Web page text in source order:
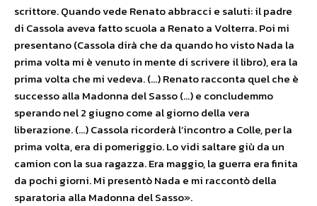
scrittore. Quando vede Renato abbracci e saluti: il padre
di Cassola aveva fatto scuola a Renato a Volterra. Poi mi
presentano (Cassola dirà che da quando ho visto Nada la
prima volta mi è venuto in mente di scrivere il libro), era la
prima volta che mi vedeva. (…) Renato racconta quel che è
successo alla Madonna del Sasso (…) e concludemmo
sperando nel 2 giugno come al giorno della vera
liberazione. (…) Cassola ricorderà l’incontro a Colle, per la
prima volta, era di pomeriggio. Lo vidi saltare giù da un
camion con la sua ragazza. Era maggio, la guerra era finita
da pochi giorni. Mi presentò Nada e mi raccontò della
sparatoria alla Madonna del Sasso».